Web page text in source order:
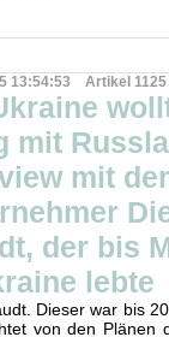
13:54:53 Artikel 1125
mit
mit
der bis
lebte
Dieser war bis
von den Plänen